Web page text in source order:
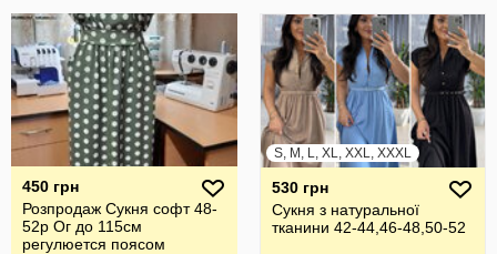
450 грн
Розпродаж Сукня софт 48-
52р Ог до 115см
регулюется поясом
S, M, L, XL, XXL, XXXL
530 грн
Сукня з натуральної
тканини 42-44,46-48,50-52